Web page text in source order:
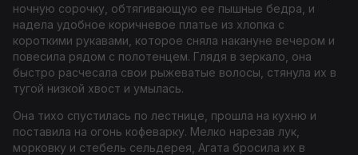
ночную сорочку, обтягивающую ее пышные бедра, и
надела удобное коричневое платье из хлопка с
короткими рукавами, которое сняла накануне вечером и
повесила рядом с полотенцем. Глядя в зеркало, она
быстро расчесала свои рыжеватые волосы, стянула их в
тугой низкой хвост и умылась.
Она тихо спустилась по лестнице, прошла на кухню и
поставила на огонь кофеварку. Мелко нарезав лук,
морковку и стебель сельдерея, Агата бросила их в